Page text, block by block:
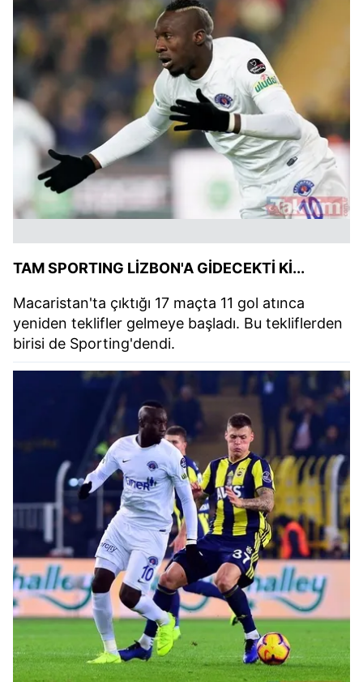
TAM SPORTING LİZBON'A GİDECEKTİ Kİ...
Macaristan'ta çıktığı 17 maçta 11 gol atınca
yeniden teklifler gelmeye başladı. Bu tekliflerden
birisi de Sporting'dendi.